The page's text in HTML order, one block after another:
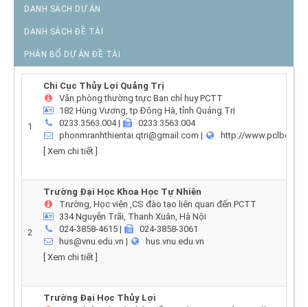
DANH SÁCH DỰ ÁN
DANH SÁCH ĐỀ TÀI
PHÂN BỔ DỰ ÁN ĐỀ TÀI
1
Chi Cục Thủy Lợi Quảng Trị
Văn phòng thường trực Ban chỉ huy PCTT
182 Hùng Vương, tp Đông Hà, tỉnh Quảng Trị
0233.3563.004|
0233.3563.004
phonmranhthientai.qtri@gmail.com |
http://
Xem chi tiết
2
Trường Đại Học Khoa Học Tự Nhiên
Trường, Học viện ,CS đào tạo liên quan đến PCTT
334 Nguyễn Trãi, Thanh Xuân, Hà Nội
024-3858-4615 |
024-3858-3061
hus@vnu.edu.vn |
hus.vnu.edu.vn
Xem chi tiết
Trường Đại Học Thủy Lợi